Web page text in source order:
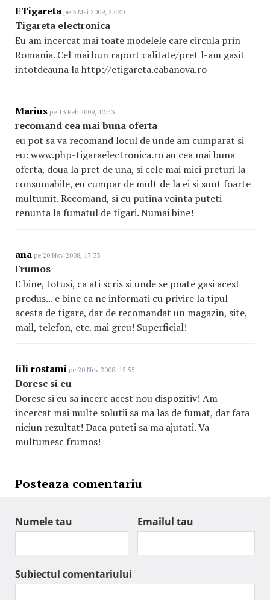
ETigareta pe 3 Mai 2009, 22:20
Tigareta electronica
Eu am incercat mai toate modelele care circula prin
Romania. Cel mai bun raport calitate/pret l-am gasit
intotdeauna la http://etigareta.cabanova.ro
Marius pe 13 Feb 2009, 12:43
recomand cea mai buna oferta
eu pot sa va recomand locul de unde am cumparat si
eu: www.php-tigaraelectronica.ro au cea mai buna
oferta, doua la pret de una, si cele mai mici preturi la
consumabile, eu cumpar de mult de la ei si sunt foarte
multumit. Recomand, si cu putina vointa puteti
renunta la fumatul de tigari. Numai bine!
ana pe 20 Nov 2008, 17:33
Frumos
E bine, totusi, ca ati scris si unde se poate gasi acest
produs... e bine ca ne informati cu privire la tipul
acesta de tigare, dar de recomandat un magazin, site,
mail, telefon, etc. mai greu! Superficial!
lili rostami pe 20 Nov 2008, 15:55
Doresc si eu
Doresc si eu sa incerc acest nou dispozitiv! Am
incercat mai multe solutii sa ma las de fumat, dar fara
niciun rezultat! Daca puteti sa ma ajutati. Va
multumesc frumos!
Posteaza comentariu
Numele tau Emailul tau
Subiectul comentariului